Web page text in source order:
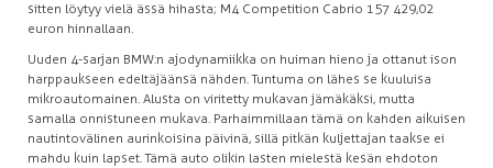
sitten löytyy vielä ässä hihasta; M4 Competition Cabrio 157 429,02
euron hinnallaan.
Uuden 4-sarjan BMW:n ajodynamiikka on huiman hieno ja ottanut ison
harppaukseen edeltäjäänsä nähden. Tuntuma on lähes se kuuluisa
mikroautomainen. Alusta on viritetty mukavan jämäkäksi, mutta
samalla onnistuneen mukava. Parhaimmillaan tämä on kahden aikuisen
nautintovälinen aurinkoisina päivinä, sillä pitkän kuljettajan taakse ei
mahdu kuin lapset. Tämä auto olikin lasten mielestä kesän ehdoton